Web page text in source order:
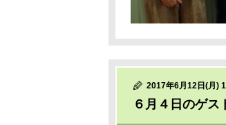
2017年6月12日(月)
６月４日のゲス